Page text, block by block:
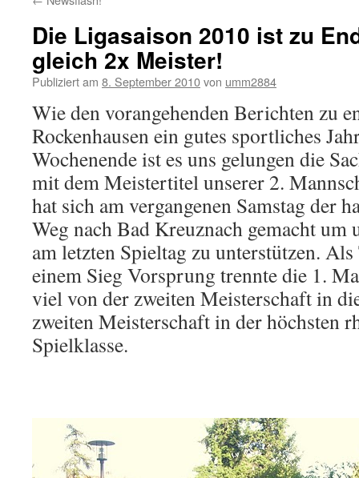
Die Ligasaison 2010 ist zu
gleich 2x Meister!
Publiziert am 8. September 2010von umm2884
Wie den vorangehenden Berichten zu
Rockenhausen ein gutes sportliches
Wochenende ist es uns gelungen die
mit dem Meistertitel unserer 2.
hat sich am vergangenen Samstag der
Weg nach Bad Kreuznach gemacht um
am letzten Spieltag zu unterstützen.
einem Sieg Vorsprung trennte die 1.
viel von der zweiten Meisterschaft in
zweiten Meisterschaft in der höchsten
Spielklasse.